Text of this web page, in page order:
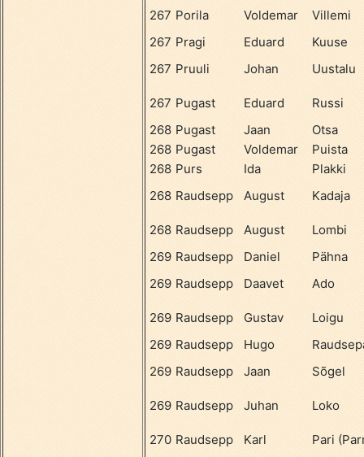
267 Porila Voldemar
Villemi
267 Pragi Eduard
Kuuse
267 Pruuli Johan Uustalu
267 Pugast Eduard
Russi
268 Pugast Jaan
Otsa
268 Pugast Voldemar
Puista
268 Purs Ida
Plakki
268 Raudsepp August Kadaja
268 Raudsepp August
Lombi
269 Raudsepp Daniel
Pähna
269 Raudsepp Daavet Ado
269 Raudsepp Gustav
Loigu
269 Raudsepp Hugo
269 Raudsepp Jaan Sõgel
269 Raudsepp Juhan Loko
270 Raudsepp Karl
Pari